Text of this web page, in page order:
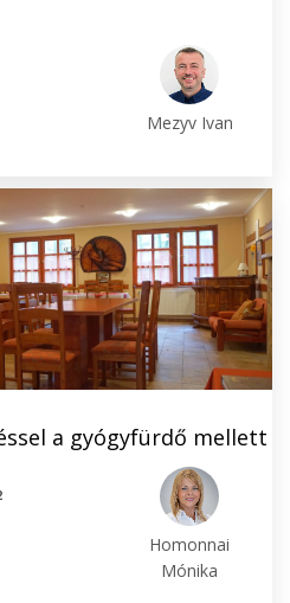
Mezyv Ivan
a gyógyfürdő mellett
Homonnai
Mónika